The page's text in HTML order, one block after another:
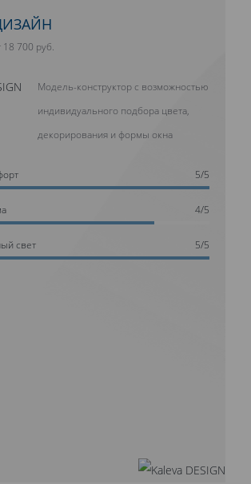
18 700 руб.
Модель-конструктор с возможностью
индивидуального подбора цвета,
декорирования и формы окна
5/5
4/5
свет 5/5